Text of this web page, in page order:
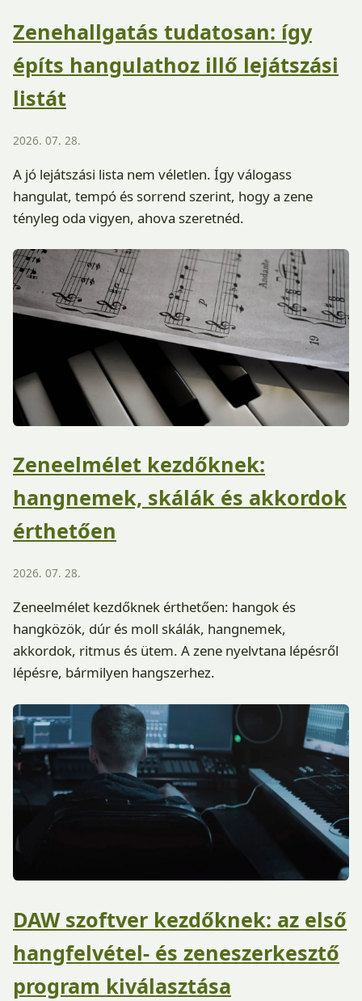
Zenehallgatás tudatosan: így
építs hangulathoz illő lejátszási
listát
2026. 07. 28.
A jó lejátszási lista nem véletlen. Így válogass
hangulat, tempó és sorrend szerint, hogy a zene
tényleg oda vigyen, ahova szeretnéd.
Zeneelmélet kezdőknek:
hangnemek, skálák és akkordok
érthetően
2026. 07. 28.
Zeneelmélet kezdőknek érthetően: hangok és
hangközök, dúr és moll skálák, hangnemek,
akkordok, ritmus és ütem. A zene nyelvtana lépésről
lépésre, bármilyen hangszerhez.
DAW szoftver kezdőknek: az első
hangfelvétel- és zeneszerkesztő
program kiválasztása